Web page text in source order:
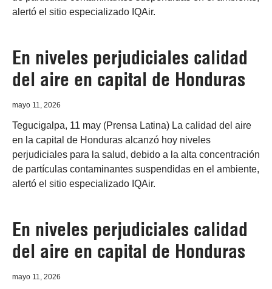
alertó el sitio especializado IQAir.
En niveles perjudiciales calidad
del aire en capital de Honduras
mayo 11, 2026
Tegucigalpa, 11 may (Prensa Latina) La calidad del aire
en la capital de Honduras alcanzó hoy niveles
perjudiciales para la salud, debido a la alta concentración
de partículas contaminantes suspendidas en el ambiente,
alertó el sitio especializado IQAir.
En niveles perjudiciales calidad
del aire en capital de Honduras
mayo 11, 2026